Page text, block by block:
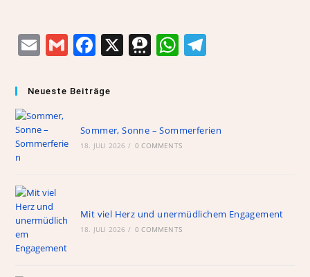
E
ai
l
G
ai
F
c
b
o
X T
m
a
W
A
p
a
Neueste Beiträge
Sommer, Sonne – Sommerferien
18. JULI 2026 / 0 COMMENTS
Mit viel Herz und unermüdlichem Engagement
18. JULI 2026 / 0 COMMENTS